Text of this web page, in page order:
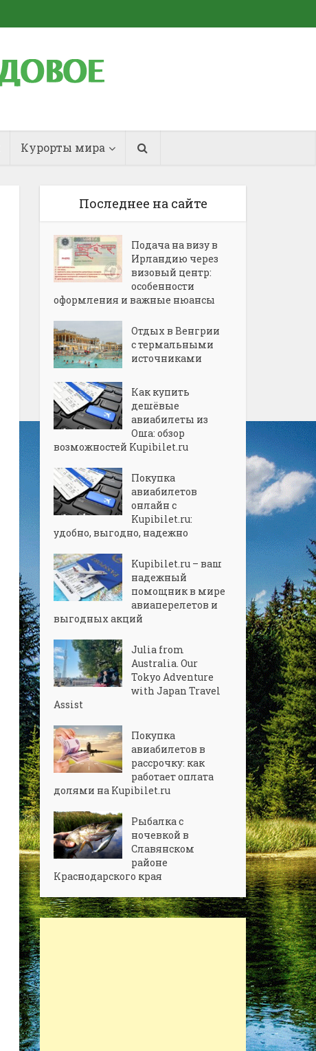
Курорты мира
Последнее на сайте
Подача на визу в
Ирландию через
визовый центр:
особенности
оформления и важные нюансы
Отдых в Венгрии
с термальными
источниками
Как купить
дешёвые
авиабилеты из
Оша: обзор
возможностей Kupibilet.ru
Покупка
авиабилетов
онлайн с
Kupibilet.ru:
удобно, выгодно, надежно
Kupibilet.ru – ваш
надежный
помощник в мире
авиаперелетов и
выгодных акций
Julia from
Australia. Our
Tokyo Adventure
with Japan Travel
Assist
Покупка
авиабилетов в
рассрочку: как
работает оплата
долями на Kupibilet.ru
Рыбалка с
ночевкой в
Славянском
районе
Краснодарского края